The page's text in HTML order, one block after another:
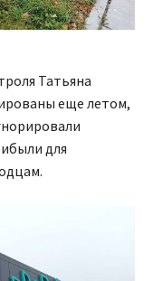
Татьяна
еще летом,
для